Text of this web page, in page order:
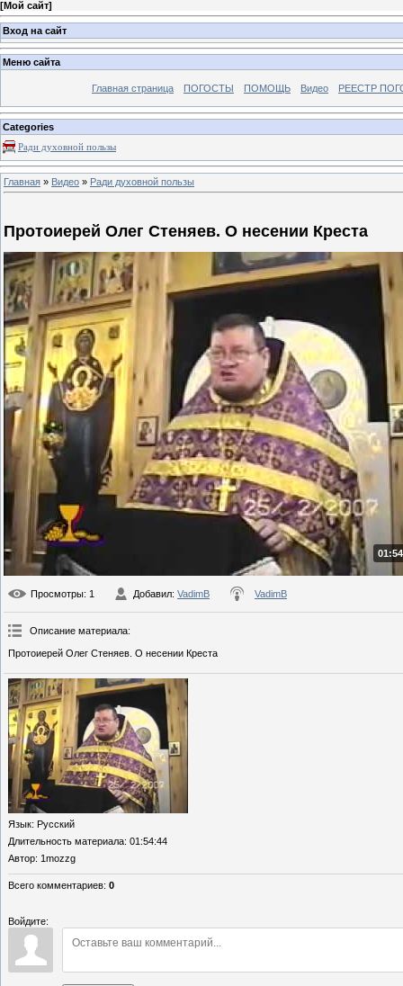
[Мой сайт]
Вход на сайт
Меню сайта
Главная страница ПОГОСТЫ ПОМОЩЬ Видео РЕЕСТР
Categories
Ради духовной пользы
Главная » Видео » Ради духовной пользы
Протоиерей Олег Стеняев. О несении Креста
Просмотры: 1 Добавил: VadimB VadimB
Описание материала:
Протоиерей Олег Стеняев. О несении Креста
Язык: Русский
Длительность материала: 01:54:44
Автор: 1mozzg
Всего комментариев: 0
Войдите: